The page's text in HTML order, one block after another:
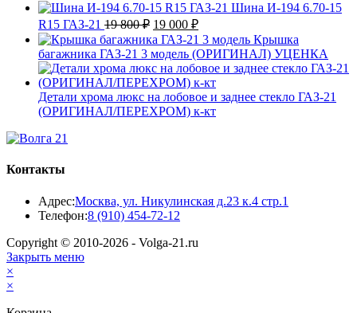
Шина И-194 6.70-15
R15 ГАЗ-21 19 800₽ Первоначальная
цена
составляла
19
800 ₽.
19 000 ₽Текущая
цена:
19
000 ₽.
Крышка
багажника ГАЗ-21 3 модель (ОРИГИНАЛ) УЦЕНКА
Детали хрома люкс на лобовое и заднее стекло ГАЗ-21
(ОРИГИНАЛ/ПЕРЕХРОМ) к-кт
Контакты
Адрес:Москва, ул. Никулинская д.23 к.4 стр.1
Телефон:8 (910) 454-72-12
вашем
Copyright © 2010-2026 - Volga-21.ru
Закрыть меню
×
×